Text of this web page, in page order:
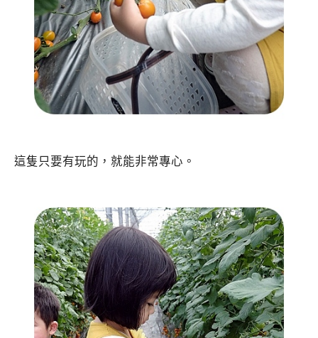
這隻只要有玩的，就能非常專心。